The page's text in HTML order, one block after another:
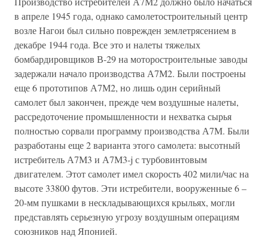
в апреле 1945 года, однако самолетостроительный центр
возле Нагои был сильно поврежден землетрясением в
декабре 1944 года. Все это и налеты тяжелых
бомбардировщиков В-29 на моторостроительные заводы
задержали начало производства А7М2. Были построены
еще 6 прототипов А7М2, но лишь один серийный
самолет был закончен, прежде чем воздушные налеты,
рассредоточение промышленности и нехватка сырья
полностью сорвали программу производства А7М. Были
разработаны еще 2 варианта этого самолета: высотный
истребитель А7М3 и А7М3-j с турбовинтовым
двигателем. Этот самолет имел скорость 402 мили/час на
высоте 33800 футов. Эти истребители, вооруженные 6 –
20-мм пушками в нескладывающихся крыльях, могли
представлять серьезную угрозу воздушным операциям
союзников над Японией.